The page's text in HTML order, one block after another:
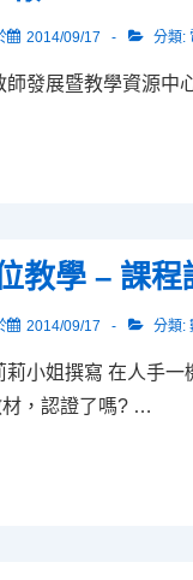
2014/09/17 分類:
師發展暨教學資源
教學 – 課程
2014/09/17 分類:
莉小姐撰寫 在人手一
，認證了嗎? …